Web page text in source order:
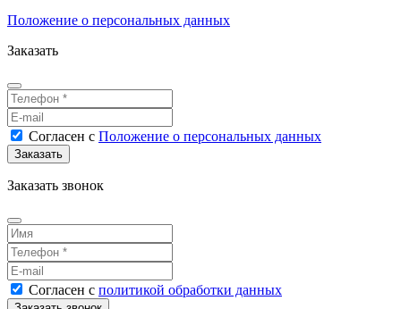
Положение о персональных данных
Заказать
Согласен с Положение о персональных данных
Заказать звонок
Согласен с политикой обработки данных